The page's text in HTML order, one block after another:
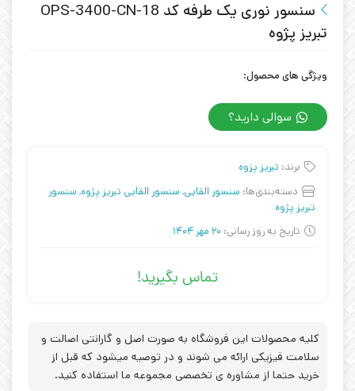
سنسور نوری یک طرفه کد OPS-3400-CN-18
تبریز پژوه
ویژگی های محصول:
سوالی دارید؟
برند: تبریز پزوه
دسته‌بندی‌ها: سنسور القایی, سنسور القایی تبریز پژوه, سنسور
تبریز پژوه
تاریخ به روز رسانی: 20 مهر 1404
تماس بگیرید!
کلیه محصولات این فروشگاه به صورت اصل و گارانتی اصالت و
سلامت فیزیکی ارائه می شوند و در توصیه میشود که قبل از
خرید حتما از مشاوره ی تخصصی مجموعه ما استفاده کنید.